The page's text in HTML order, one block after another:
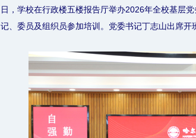
日，学校在行政楼五楼报告厅举办2026年全校基层
记、委员及组织员参加培训。党委书记丁志山出席开